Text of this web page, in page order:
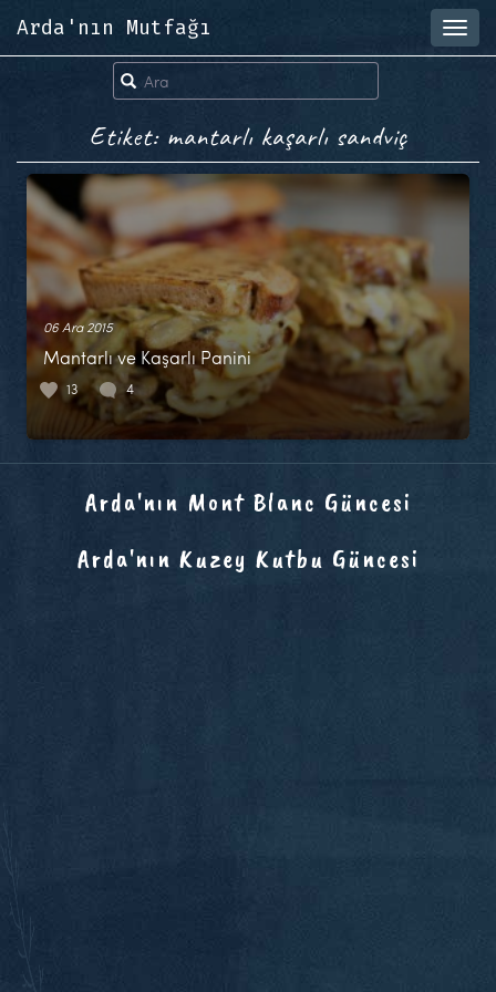
Arda'nın Mutfağı
Etiket: mantarlı kaşarlı sandviç
06 Ara 2015
Mantarlı ve Kaşarlı Panini
13 4
Arda'nın Mont Blanc Güncesi
Arda'nın Kuzey Kutbu Güncesi